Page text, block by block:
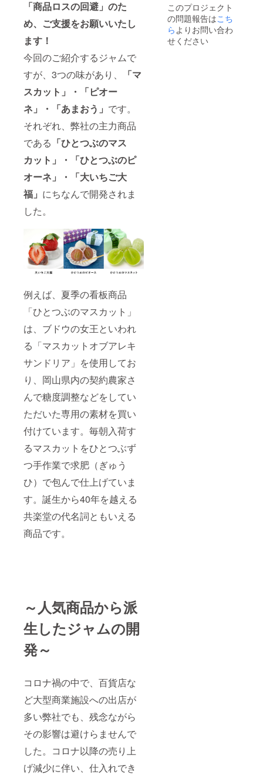
「商品ロスの回避」のた
め、ご支援をお願いいたし
ます！
今回のご紹介するジャムで
すが、3つの味があり、
「マ
スカット」・「ピオー
ネ」・「あまおう」 です。
それぞれ、弊社の主力商品
である 「ひとつぶのマス
カット」・「ひとつぶのピ
オーネ」・「大いちご大
福」 にちなんで開発されま
した。
例えば、夏季の看板商品
「ひとつぶのマスカット」
は、ブドウの女王といわれ
る「マスカットオブアレキ
サンドリア」を使用してお
り、岡山県内の契約農家さ
んで糖度調整などをしてい
ただいた専用の素材を買い
付けています。毎朝入荷す
るマスカットをひとつぶず
つ手作業で求肥（ぎゅう
ひ）で包んで仕上げていま
す。誕生から40年を越える
共楽堂の代名詞ともいえる
商品です。
～人気商品から派
生したジャムの開
発～
コロナ禍の中で、百貨店な
ど大型商業施設への出店が
多い弊社でも、残念ながら
その影響は避けらませんで
した。コロナ以降の売り上
げ減少に伴い、仕入れでき
入って
いた場
合は早
めのお
受け取
弊社を
出荷い
たしま
す。ご
期間終
このプロジェクト
の問題報告はこち
ら よりお問い合わ
せください